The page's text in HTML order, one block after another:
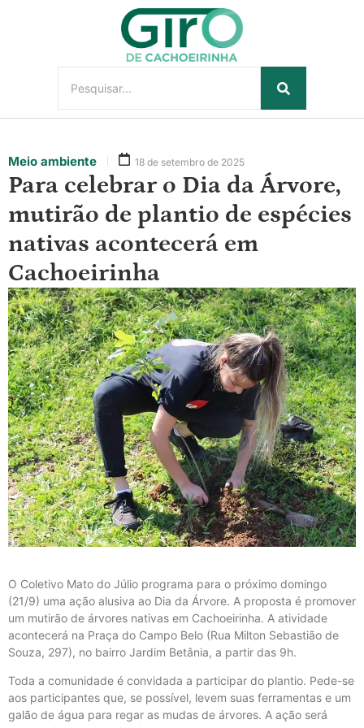
Meio ambiente 18 de setembro de 2025
Para celebrar o Dia da Árvore,
mutirão de plantio de espécies
nativas acontecerá em
Cachoeirinha
O Coletivo Mato do Júlio programa para o próximo domingo
(21/9) uma ação alusiva ao Dia da Árvore. A proposta é promover
um mutirão de árvores nativas em Cachoeirinha. A atividade
acontecerá na Praça do Campo Belo (Rua Milton Sebastião de
Souza, 297), no bairro Jardim Betânia, a partir das 9h.
Toda a comunidade é convidada a participar do plantio. Pede-se
aos participantes que, se possível, levem suas ferramentas e um
galão de água para regar as mudas de árvores. A ação será